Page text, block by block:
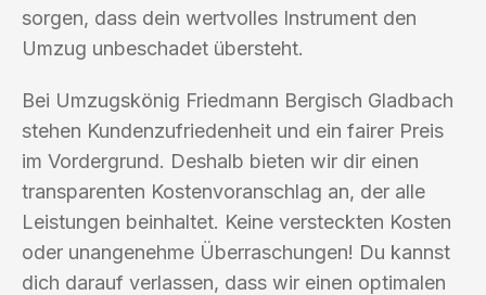
sorgen, dass dein wertvolles Instrument den
Umzug unbeschadet übersteht.
Bei Umzugskönig Friedmann Bergisch Gladbach
stehen Kundenzufriedenheit und ein fairer Preis
im Vordergrund. Deshalb bieten wir dir einen
transparenten Kostenvoranschlag an, der alle
Leistungen beinhaltet. Keine versteckten Kosten
oder unangenehme Überraschungen! Du kannst
dich darauf verlassen, dass wir einen optimalen